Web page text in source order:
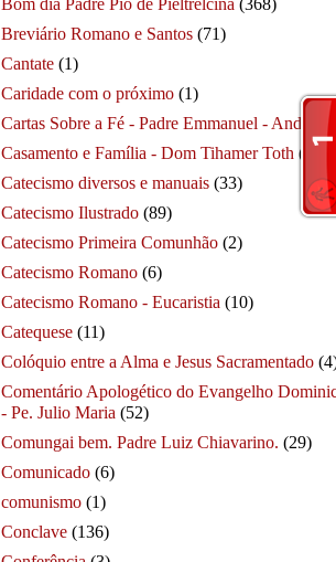
Bom dia Padre Pio de Pieltrelcina (368)
Breviário Romano e Santos (71)
Cantate (1)
Caridade com o próximo (1)
Cartas Sobre a Fé - Padre Emmanuel - André
Casamento e Família - Dom Tihamer Toth (115)
Catecismo diversos e manuais (33)
Catecismo Ilustrado (89)
Catecismo Primeira Comunhão (2)
Catecismo Romano (6)
Catecismo Romano - Eucaristia (10)
Catequese (11)
Colóquio entre a Alma e Jesus Sacramentado
Comentário Apologético do Evangelho
- Pe. Julio Maria (52)
Comungai bem. Padre Luiz Chiavarino. (29)
Comunicado (6)
comunismo (1)
Conclave (136)